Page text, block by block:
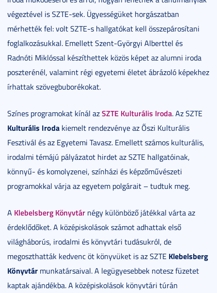
végeztével is SZTE-sek. Ügyességüket horgászatban
mérhették fel: volt SZTE-s hallgatókat kell összepárosítani
foglalkozásukkal. Emellett Szent-Györgyi Alberttel és
Radnóti Miklóssal készíthettek közös képet az alumni iroda
poszterénél, valamint régi egyetemi életet ábrázoló képekhez
írhattak szövegbuborékokat.
Színes programokat kínál azSZTE Kulturális Iroda. Az SZTE
Kulturális Iroda kiemelt rendezvénye az Őszi Kulturális
Fesztivál és az Egyetemi Tavasz. Emellett számos kulturális,
irodalmi témájú pályázatot hirdet az SZTE hallgatóinak,
könnyű- és komolyzenei, színházi és képzőművészeti
programokkal várja az egyetem polgárait – tudtuk meg.
A Klebelsberg Könyvtár négy különböző játékkal várta az
érdeklődőket. A középiskolások számot adhattak első
világháborús, irodalmi és könyvtári tudásukról, de
megoszthatták kedvenc öt könyvüket is az SZTE Klebelsberg
Könyvtár munkatársaival. A legügyesebbek notesz füzetet
kaptak ajándékba. A középiskolások könyvtári túrán